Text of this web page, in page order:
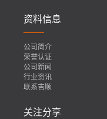
资料信息
公司简介
荣誉认证
公司新闻
行业资讯
联系吉顺
关注分享